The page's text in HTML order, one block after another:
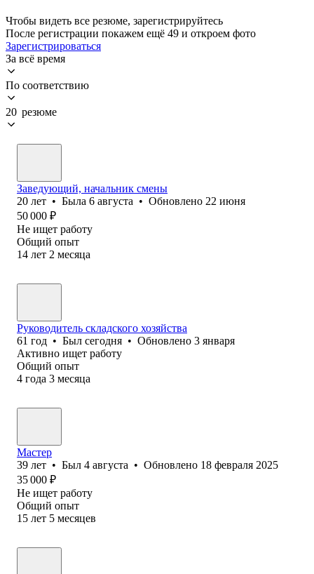
Чтобы видеть все резюме, зарегистрируйтесь
После регистрации покажем ещё 49 и откроем фото
Зарегистрироваться
За всё время
По соответствию
20 резюме
Заведующий, начальник смены
20 лет • Была 6 августа • Обновлено 22 июня
50 000 ₽
Не ищет работу
Общий опыт
14 лет 2 месяца
Руководитель складского хозяйства
61 год • Был сегодня • Обновлено 3 января
Активно ищет работу
Общий опыт
4 года 3 месяца
Мастер
39 лет • Был 4 августа • Обновлено 18 февраля 2025
35 000 ₽
Не ищет работу
Общий опыт
15 лет 5 месяцев